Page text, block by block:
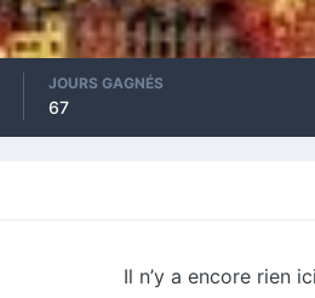
JOURS GAGNÉS
67
Il n’y a encore rien